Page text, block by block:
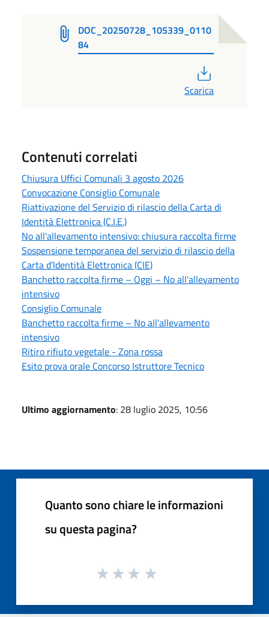
DOC_20250728_105339_0110
84
Scarica
Contenuti correlati
Chiusura Uffici Comunali 3 agosto 2026
Convocazione Consiglio Comunale
Riattivazione del Servizio di rilascio della Carta di
Identità Elettronica (C.I.E.)
No all'allevamento intensivo: chiusura raccolta firme
Sospensione temporanea del servizio di rilascio della
Carta d’Identità Elettronica (CIE)
Banchetto raccolta firme – Oggi – No all'allevamento
intensivo
Consiglio Comunale
Banchetto raccolta firme – No all'allevamento
intensivo
Ritiro rifiuto vegetale - Zona rossa
Esito prova orale Concorso Istruttore Tecnico
Ultimo aggiornamento: 28 luglio 2025, 10:56
Quanto sono chiare le informazioni
su questa pagina?